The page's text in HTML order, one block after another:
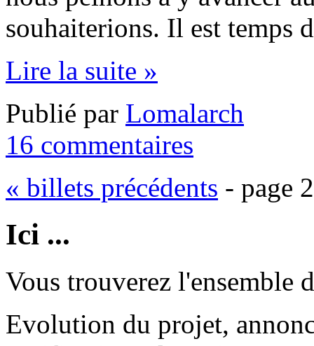
souhaiterions. Il est temps
Lire la suite »
Publié par Lomalarch
16 commentaires
« billets précédents - page
Ici ...
Vous trouverez l'ensemble
Evolution du projet,